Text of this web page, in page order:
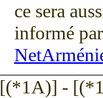
ce sera
informé
[(*1A)] -